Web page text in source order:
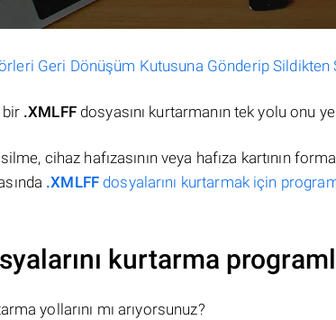
Geri Dönüşüm Kutusuna Gönderip Sildikten
bir .XMLFFdosyasını kurtarmanın tek yolu onu
cihaz hafızasının veya hafıza kartının
.XMLFF dosyalarını kurtarmak için
kurtarma
yollarını mı arıyorsunuz?